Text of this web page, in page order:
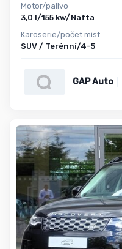
Motor/palivo
3,0 l/155 kw/Nafta
Karoserie/počet míst
SUV / Terénní/4-5
GAP Auto